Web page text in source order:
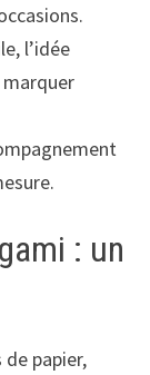
l’idée
: un
papier,